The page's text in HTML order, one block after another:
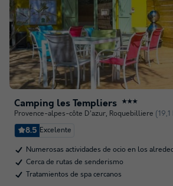
Camping les Templiers ★★★
Provence-alpes-côte D'azur, Roquebilliere
8.5 Excelente
Numerosas actividades de ocio en los
Cerca de rutas de senderismo
Tratamientos de spa cercanos